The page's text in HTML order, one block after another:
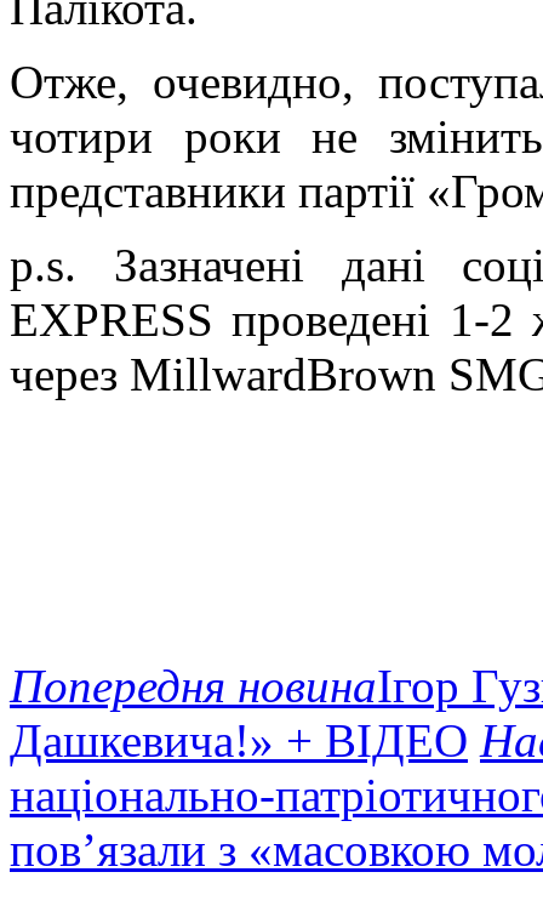
Отже, очевидно,
чотири роки не
представники партії
p.s. Зазначені дані
EXPRESS проведені 1-2
через MillwardBrown
Попередня новинаІгор
Дашкевича!» + ВІДЕО
національно-
пов’язали з «масовкою